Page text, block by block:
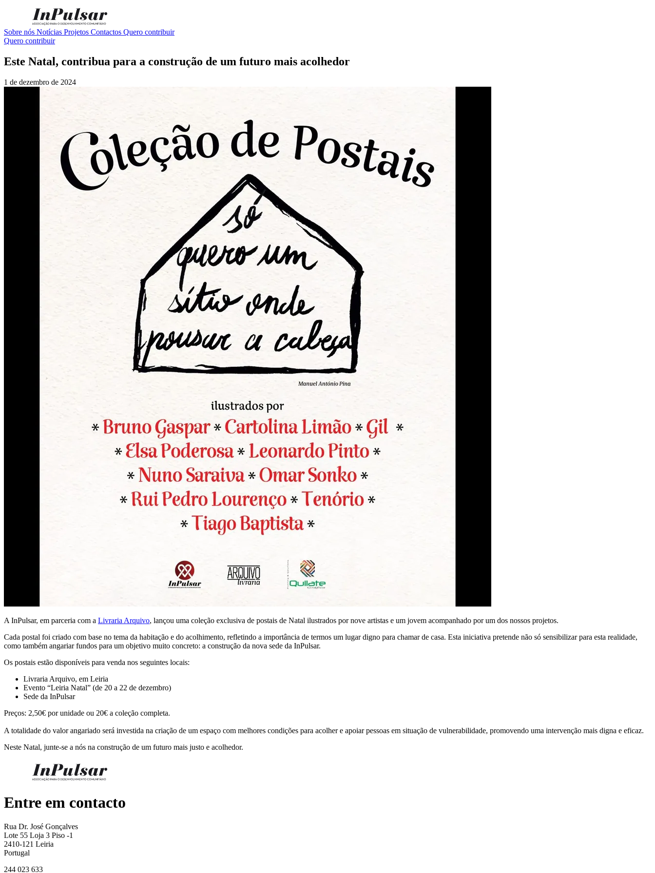
Sobre nós Notícias Projetos Contactos Quero contribuir
Quero contribuir
Este Natal, contribua para a construção de um futuro mais acolhedor
1 de dezembro de 2024
A InPulsar, em parceria com a Livraria Arquivo, lançou uma coleção exclusiva de postais de Natal ilustrados por nove artistas e um jovem acompanhado por um dos nossos projetos.
Cada postal foi criado com base no tema da habitação e do acolhimento, refletindo a importância de termos um lugar digno para chamar de casa. Esta iniciativa pretende não só sensibilizar para esta realidade,
como também angariar fundos para um objetivo muito concreto: a construção da nova sede da InPulsar.
Os postais estão disponíveis para venda nos seguintes locais:
Livraria Arquivo, em Leiria
Evento “Leiria Natal” (de 20 a 22 de dezembro)
Sede da InPulsar
Preços: 2,50€ por unidade ou 20€ a coleção completa.
A totalidade do valor angariado será investida na criação de um espaço com melhores condições para acolher e apoiar pessoas em situação de vulnerabilidade, promovendo uma intervenção mais digna e eficaz.
Neste Natal, junte-se a nós na construção de um futuro mais justo e acolhedor.
Entre em contacto
Rua Dr. José Gonçalves
Lote 55 Loja 3 Piso -1
2410-121 Leiria
Portugal
244 023 633